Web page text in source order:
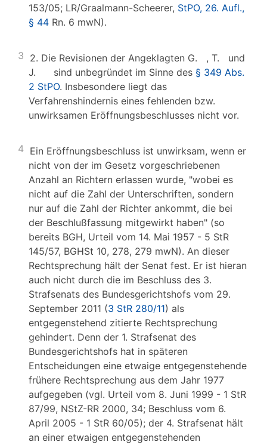
153/05; LR/Graalmann-Scheerer, StPO, 26. Aufl.,
§ 44 Rn. 6 mwN).
3 2. Die Revisionen der Angeklagten G. , T. und
J. sind unbegründet im Sinne des § 349 Abs.
2 StPO. Insbesondere liegt das
Verfahrenshindernis eines fehlenden bzw.
unwirksamen Eröffnungsbeschlusses nicht vor.
4 Ein Eröffnungsbeschluss ist unwirksam, wenn er
nicht von der im Gesetz vorgeschriebenen
Anzahl an Richtern erlassen wurde, "wobei es
nicht auf die Zahl der Unterschriften, sondern
nur auf die Zahl der Richter ankommt, die bei
der Beschlußfassung mitgewirkt haben" (so
bereits BGH, Urteil vom 14. Mai 1957 - 5 StR
145/57, BGHSt 10, 278, 279 mwN). An dieser
Rechtsprechung hält der Senat fest. Er ist hieran
auch nicht durch die im Beschluss des 3.
Strafsenats des Bundesgerichtshofs vom 29.
September 2011 (3 StR 280/11) als
entgegenstehend zitierte Rechtsprechung
gehindert. Denn der 1. Strafsenat des
Bundesgerichtshofs hat in späteren
Entscheidungen eine etwaige entgegenstehende
frühere Rechtsprechung aus dem Jahr 1977
aufgegeben (vgl. Urteil vom 8. Juni 1999 - 1 StR
87/99, NStZ-RR 2000, 34; Beschluss vom 6.
April 2005 - 1 StR 60/05); der 4. Strafsenat hält
an einer etwaigen entgegenstehenden